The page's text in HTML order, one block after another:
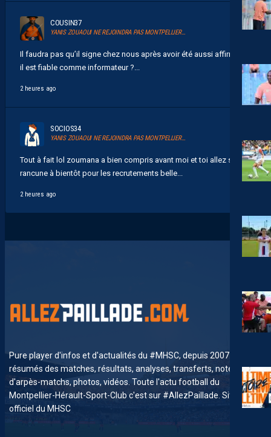
COUSIN37
YANIS ZOUAOUI NE REJOINDRA PAS MONTPELLIER…
Il faudra pas qu’il signe chez nous après avoir été aussi affirmatif
il est fiable comme informateur ?...
2 heures ago
SOCIOS34
YANIS ZOUAOUI NE REJOINDRA PAS MONTPELLIER…
Tout à fait lol zoumana a bien compris avant moi et toi allez sans
rancune à bientôt pour les recrutements belle...
2 heures ago
Pure player d'infos et d'actualités du #MHSC, depuis 2007. News,
résumés des matches, résultats, analyses, transferts, notes
d'arpès-matchs, photos, vidéos. Toute l'actu football du
Montpellier-Hérault-Sport-Club c'est sur #AllezPaillade. Site non-
officiel du MHSC